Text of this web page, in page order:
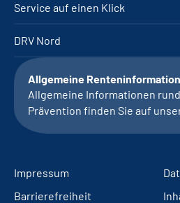
Service auf einen Klick
DRV Nord
Allgemeine
Allgemeine Informationen
Prävention finden Sie auf
Impressum
Barrierefreiheit